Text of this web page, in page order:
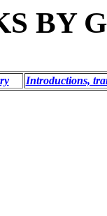
BY
Introductions,